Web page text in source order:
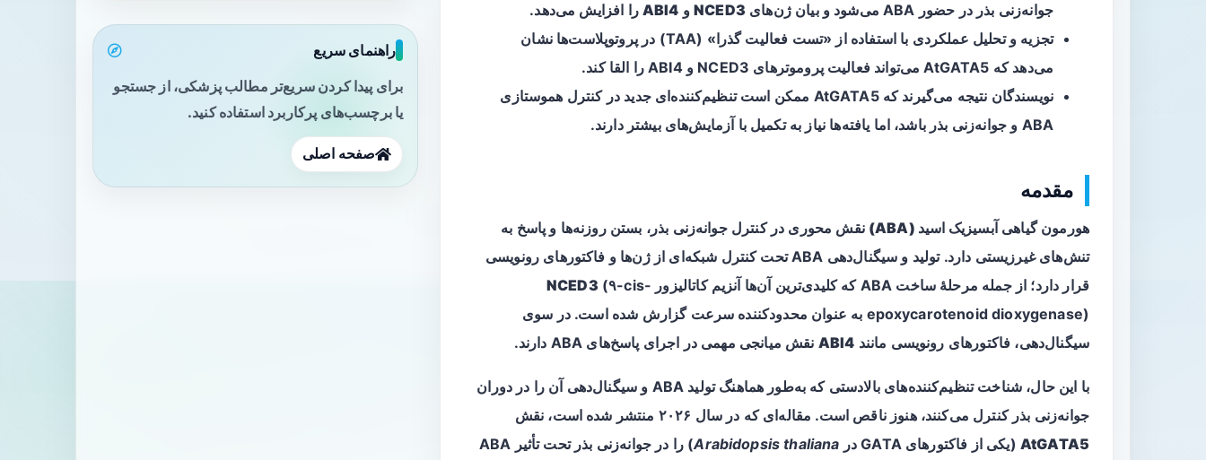
جوانه‌زنی بذر در حضور ABA می‌شود و بیان ژن‌های
NCED3و ABI4 را افزایش می‌دهد.
تجزیه و تحلیل عملکردی با استفاده از «تست فعالیت گذرا» (TAA) در پروتوپلاست‌ها نشان
می‌دهد که AtGATA5 می‌تواند فعالیت پروموترهای NCED3 و ABI4 را القا کند.
نویسندگان نتیجه می‌گیرند که AtGATA5 ممکن است تنظیم‌کننده‌ای جدید در کنترل هموستازی
ABA و جوانه‌زنی بذر باشد، اما یافته‌ها نیاز به تکمیل با آزمایش‌های بیشتر دارند.
مقدمه
هورمون گیاهیآبسیزیک اسید (ABA)
نقش محوری در کنترل جوانه‌زنی بذر، بستن روزنه‌ها و پاسخ به
تنش‌های غیرزیستی دارد. تولید و سیگنال‌دهی ABA تحت کنترل شبکه‌ای از ژن‌ها و فاکتورهای رونویسی
قرار دارد؛ از جمله مرحلۀ ساخت ABA که کلیدی‌ترین آن‌ها آنزیم کاتالیزور
NCED3 (۹-cis-
epoxycarotenoid dioxygenase) به عنوان محدودکننده سرعت گزارش شده است. در سوی
سیگنال‌دهی، فاکتورهای رونویسی مانند ABI4 نقش میانجی مهمی در اجرای پاسخ‌های ABA دارند.
با این حال، شناخت تنظیم‌کننده‌های بالادستی که به‌طور هماهنگ تولید ABA و سیگنال‌دهی آن را در دوران
جوانه‌زنی بذر کنترل می‌کنند، هنوز ناقص است. مقاله‌ای که در سال ۲۰۲۶ منتشر شده است، نقش
AtGATA5 (یکی از فاکتورهای GATA در Arabidopsis thaliana
) را در جوانه‌زنی بذر تحت تأثیر ABA
راهنمای سریع
برای پیدا کردن سریع‌تر مطالب پزشکی، از جستجو
یا برچسب‌های پرکاربرد استفاده کنید.
صفحه اصلی